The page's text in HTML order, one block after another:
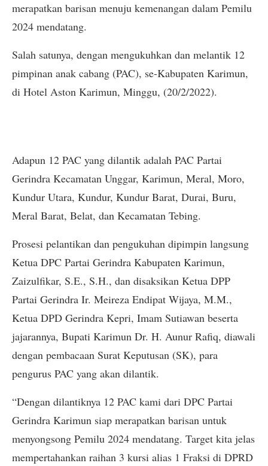
merapatkan barisan menuju kemenangan dalam Pemilu
2024 mendatang.
Salah satunya, dengan mengukuhkan dan melantik 12
pimpinan anak cabang (PAC), se-Kabupaten Karimun,
di Hotel Aston Karimun, Minggu, (20/2/2022).
Adapun 12 PAC yang dilantik adalah PAC Partai
Gerindra Kecamatan Unggar, Karimun, Meral, Moro,
Kundur Utara, Kundur, Kundur Barat, Durai, Buru,
Meral Barat, Belat, dan Kecamatan Tebing.
Prosesi pelantikan dan pengukuhan dipimpin langsung
Ketua DPC Partai Gerindra Kabupaten Karimun,
Zaizulfikar, S.E., S.H., dan disaksikan Ketua DPP
Partai Gerindra Ir. Meireza Endipat Wijaya, M.M.,
Ketua DPD Gerindra Kepri, Imam Sutiawan beserta
jajarannya, Bupati Karimun Dr. H. Aunur Rafiq, diawali
dengan pembacaan Surat Keputusan (SK), para
pengurus PAC yang akan dilantik.
“Dengan dilantiknya 12 PAC kami dari DPC Partai
Gerindra Karimun siap merapatkan barisan untuk
menyongsong Pemilu 2024 mendatang. Target kita jelas
mempertahankan raihan 3 kursi alias 1 Fraksi di DPRD